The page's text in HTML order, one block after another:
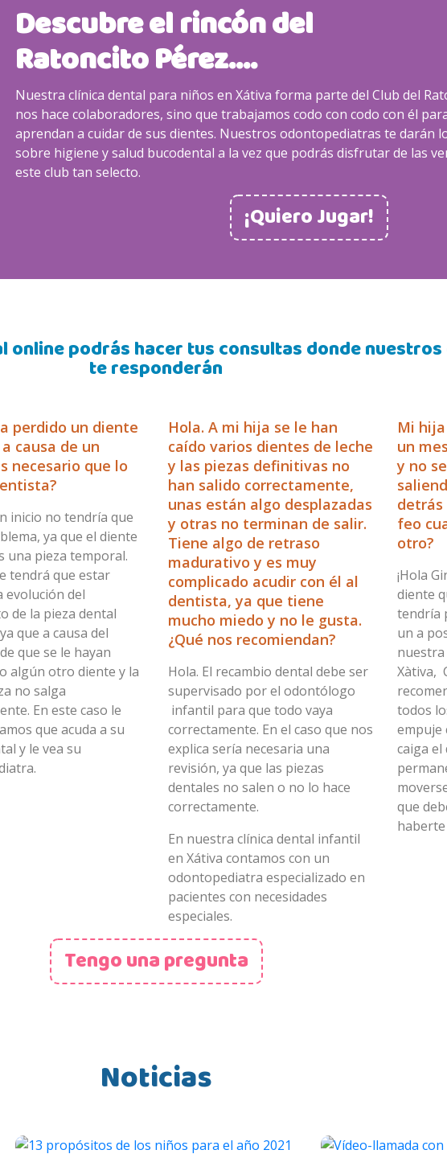
Descubre el rincón del
Ratoncito Pérez....
Nuestra clínica dental para niños en Xátiva forma parte del Club del
nos hace colaboradores, sino que trabajamos codo con codo con él
aprendan a cuidar de sus dientes. Nuestros odontopediatras te darán
sobre higiene y salud bucodental a la vez que podrás disfrutar de las
este club tan selecto.
¡Quiero Jugar!
online podrás hacer tus consultas donde
te responderán
perdido un diente
causa de un
necesario que lo
inicio no tendría que
ya que el diente
una pieza temporal.
tendrá que estar
evolución del
de la pieza dental
que a causa del
que se le hayan
algún otro diente y la
no salga
En este caso le
que acuda a su
y le vea su
Hola. A mi hija se le han
caído varios dientes de leche
y las piezas definitivas no
han salido correctamente,
unas están algo desplazadas
y otras no terminan de salir.
Tiene algo de retraso
madurativo y es muy
complicado acudir con él al
dentista, ya que tiene
mucho miedo y no le gusta.
¿Qué nos recomiendan?
Hola. El recambio dental debe ser
supervisado por el odontólogo
infantil para que todo vaya
correctamente. En el caso que nos
explica sería necesaria una
revisión, ya que las piezas
dentales no salen o no lo hace
correctamente.
En nuestra clínica dental infantil
en Xátiva contamos con un
odontopediatra especializado en
pacientes con necesidades
especiales.
Mi
un
y no
detrás
feo
otro?
¡Hola
diente
tendría
un a
Xàtiva,
todos
empuje
caiga el
que
Tengo una pregunta
Noticias